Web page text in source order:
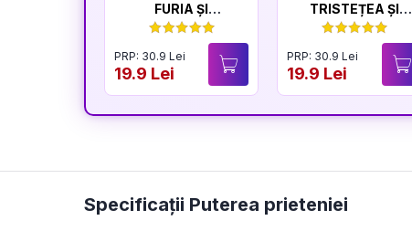
FURIA ȘI
LINIȘTEA
PRP: 30.9 Lei
19.9 Lei
TRISTEȚEA ȘI
BUCURIA
PRP: 30.9 Lei
19.9 Lei
Specificații Puterea prieteniei